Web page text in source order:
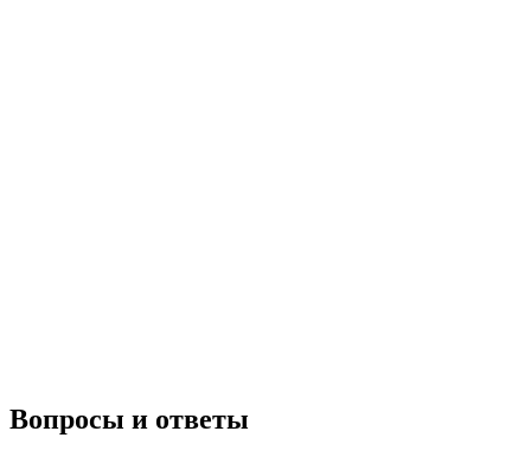
Вопросы и ответы